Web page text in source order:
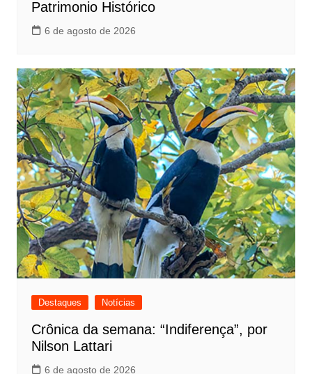
Patrimonio Histórico
6 de agosto de 2026
Destaques Notícias
Crônica da semana: “Indiferença”, por
Nilson Lattari
6 de agosto de 2026